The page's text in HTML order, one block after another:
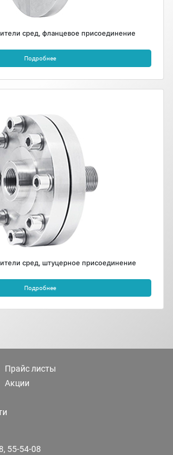
сред, фланцевое присоединение
Подробнее
сред, штуцерное присоединение
Подробнее
Прайс листы
Акции
55-54-08